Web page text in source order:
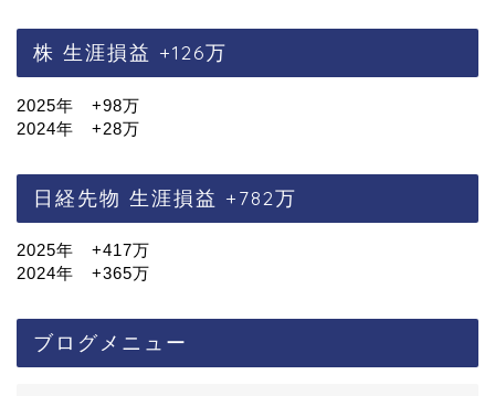
株 生涯損益 +126万
2025年 +98万
2024年 +28万
日経先物 生涯損益 +782万
2025年 +417万
2024年 +365万
ブログメニュー